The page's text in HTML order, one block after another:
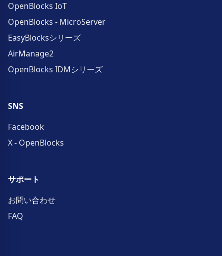
OpenBlocks IoT
OpenBlocks - MicroServer
EasyBlocksシリーズ
AirManage2
OpenBlocks IDMシリーズ
SNS
Facebook
X - OpenBlocks
サポート
お問い合わせ
FAQ